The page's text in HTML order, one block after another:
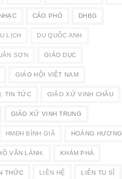
CÁO PHÓ DHBG
LỊCH DU QUỐC ANH
SƠN GIÁO DỤC
GIÁO HỘI VIỆT NAM
TIN TỨC GIÁO XỨ VINH CHÂU
GIÁO XỨ VINH TRUNG
HMĐH BÌNH GIÃ HOÀNG HƯƠNG
VĂN LÀNH. KHÁM PHÁ
THỨC LIÊN HỆ LIÊN TU SĨ